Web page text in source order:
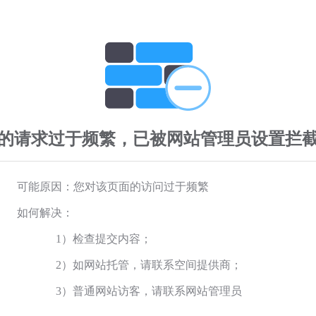
请求过于频繁，已被网站管理员设置拦
可能原因：您对该页面的访问过于频繁
如何解决：
1）检查提交内容；
2）如网站托管，请联系空间提供商；
3）普通网站访客，请联系网站管理员